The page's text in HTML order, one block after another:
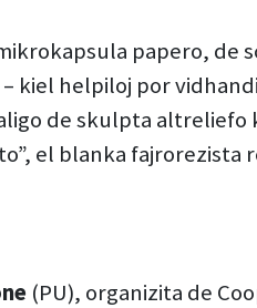
papero, de
kiel helpiloj por
de skulpta altreliefo
el blanka fajrorezista
(PU), organizita de